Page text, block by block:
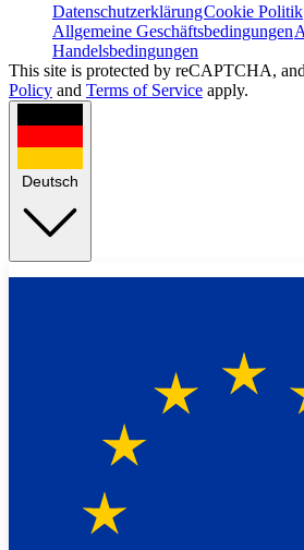
DatenschutzerklärungCookie Politik
Allgemeine Geschäftsbedingungen
Handelsbedingungen
This site is protected by reCAPTCHA,
Policy and Terms of Service apply.
Deutsch